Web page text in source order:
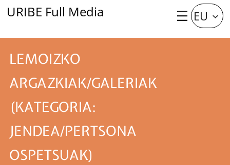
URIBE Full Media EU
LEMOIZKO
ARGAZKIAK/GALERIAK
(KATEGORIA:
JENDEA/PERTSONA
OSPETSUAK)